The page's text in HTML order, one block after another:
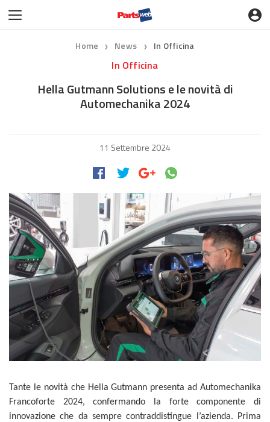
Home ❯ News ❯ In Officina
In Officina
Hella Gutmann Solutions e le novità di
Automechanika 2024
11 Settembre 2024
Tante le novità che Hella Gutmann presenta ad Automechanika
Francoforte 2024, confermando la forte componente di
innovazione che da sempre contraddistingue l’azienda. Prima